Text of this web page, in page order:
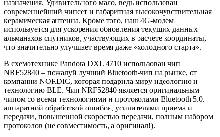
назначения. Удивительного мало, ведь использован
современнейший чипсет и габаритная высокочувствительная
керамическая антенна. Кроме того, наш 4G-модем
используется для ускорения обновления текущих данных
альманахов спутников, участвующих в расчете координаты,
что значительно улучшает время даже «холодного старта».
В схемотехнике Pandora DXL 4710 использован чип
NRF52840 – пожалуй лучший Bluetooth-чип на рынке, от
компании NORDIC, которая подарила миру идеологию и
технологию BLE. Чип NRF52840 является оригинальным
чипом со всеми технологиями и протоколами Bluetooth 5.0. –
аппаратной обработкой ошибок, усилителями приема и
передачи, повышенной скоростью передачи, полным набором
протоколов (не совместимость, а оригинал!).